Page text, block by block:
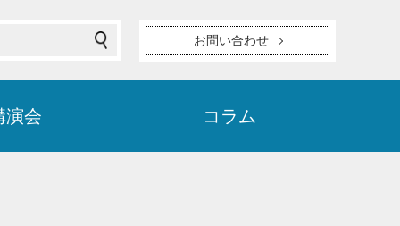
お問い合わせ
演会 コラム